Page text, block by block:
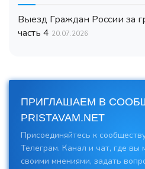
Выезд Граждан России за
часть 4 20.07.2026
ПРИГЛАШАЕМ В
PRISTAVAM.NET
Присоединяйтесь к
Телеграм. Канал и чат, где вы
своими мнениями, задать